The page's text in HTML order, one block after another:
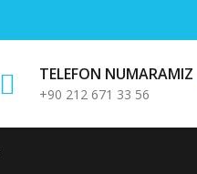
TELEFON NUMARAMIZ
+90 212 671 33 56